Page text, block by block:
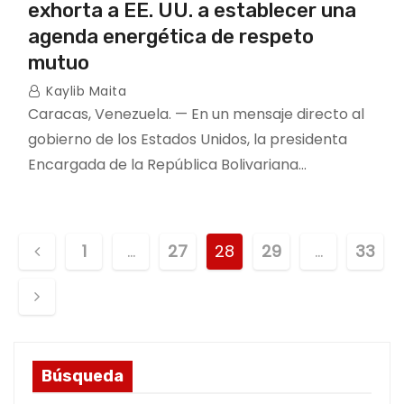
exhorta a EE. UU. a establecer una
agenda energética de respeto
mutuo
Kaylib Maita
Caracas, Venezuela. — En un mensaje directo al
gobierno de los Estados Unidos, la presidenta
Encargada de la República Bolivariana…
s
1 … 27 28 29 … 33
Búsqueda